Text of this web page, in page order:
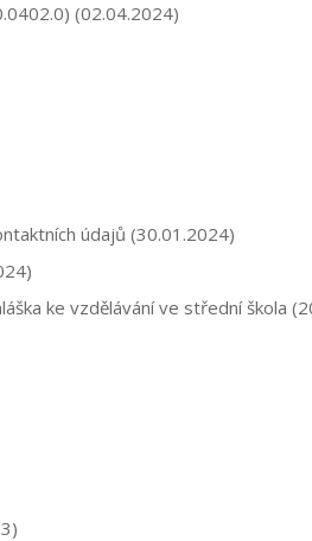
(02.04.2024)
údajů (30.01.2024)
ke vzdělávání ve střední škola